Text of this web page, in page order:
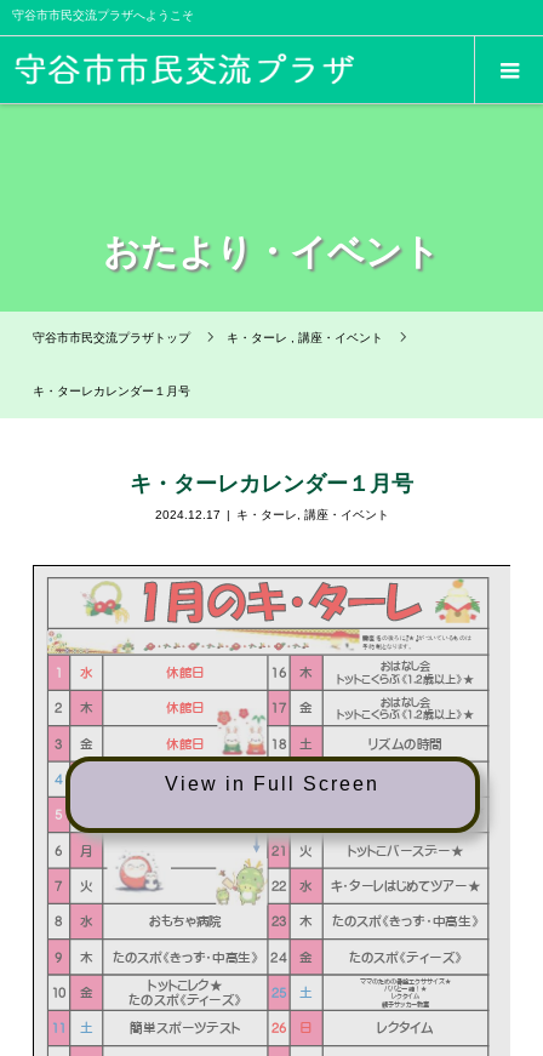
守谷市市民交流プラザへようこそ
おたより・イベント
守谷市市民交流プラザトップ キ・ターレ ,講座・イベント
キ・ターレカレンダー１月号
キ・ターレカレンダー１月号
2024.12.17 キ・ターレ 講座・イベント
View in Full Screen